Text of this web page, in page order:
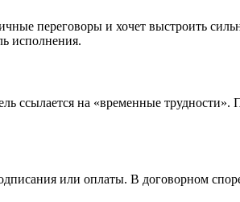
переговоры и хочет выстроить
исполнения.
на «временные трудности».
или оплаты. В договорном